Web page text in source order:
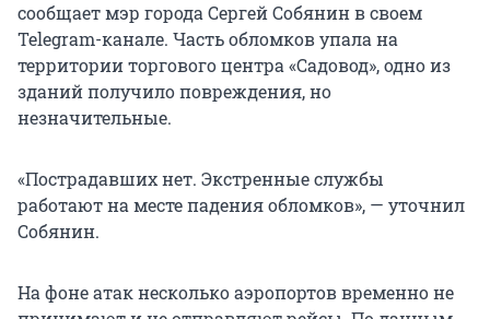
сообщает мэр города Сергей Собянин в своем
Telegram-канале. Часть обломков упала на
территории торгового центра «Садовод», одно из
зданий получило повреждения, но
незначительные.
«Пострадавших нет. Экстренные службы
работают на месте падения обломков», — уточнил
Собянин.
На фоне атак несколько аэропортов временно не